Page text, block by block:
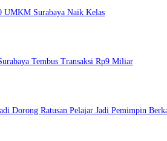
UMKM Surabaya Naik Kelas
Tembus Transaksi Rp9 Miliar
Dorong Ratusan Pelajar Jadi Pemimpin